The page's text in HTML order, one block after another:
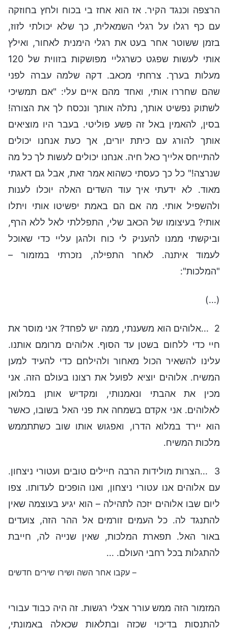
הרצפה וכנגד הקיר. אז הוא אחז בי בכוח ולחץ בחוזקה
עם כף רגלו על רגלי השמאלית, כך שלא יכולתי לזוז,
בזמן ששוטר אחר בעט את רגלי הימנית לאחור, ואילץ
אותי לעשות שפגט כשרגליי מפושקות בזווית של 120
מעלות בערך. צרחתי מכאב. דקה שלמה עברה לפני
שהם שחררו אותי, ואחד מהם איים עלי: "אם תמשיכי
לשתוק נפשיט אותך, נתלה אותך ונכסח לך את הצורה!
בסין, להאמין באל זה פשע פוליטי. בעבר היו מוציאים
אותך להורג עם כיתת יורים, אך כעת אנחנו יכולים
להתייחס אלייך כאל חיה. אנחנו יכולים לעשות לך כל מה
שנרצה!" כל כך כעסתי כשהוא אמר זאת, אבל גם דאגתי
מאוד. לא ידעתי איך עוד השדים האלה יוכלו לענות
ולהשפיל אותי. מה אם הם באמת יפשיטו אותי ויתלו
אותי? בעיצומו של הכאב שלי, התפללתי לאל ללא הרף,
וביקשתי ממנו להעניק לי כוח ולהגן עליי כדי שאוכל
לעמוד איתנה. לאחר התפילה, נזכרתי במזמור –
"המלכות":
(...)
2 ...אלוהים הוא משענתי, ממה יש לפחד? אני מוסר את
חיי כדי ללחום בשטן עד הסוף. אלוהים מרומם אותנו.
עלינו להשאיר הכול מאחור ולהילחם כדי להעיד למען
המשיח. אלוהים יוציא לפועל את רצונו בעולם הזה. אני
מכין את אהבתי ונאמנותי, ומקדיש אותן במלואן
לאלוהים. אני אקדם בשמחה את פני האל בשובו, כאשר
הוא יירד במלוא הדרו, ואפגוש אותו שוב כשתתממש
מלכות המשיח.
3 ...הצרות מולידות הרבה חיילים טובים ועטורי ניצחון.
עם אלוהים אנו עטורי ניצחון, ואנו הופכים לעדותו. צפו
ליום שבו אלוהים יזכה לתהילה – הוא יגיע בעוצמה שאין
להתנגד לה. כל העמים זורמים אל ההר הזה, צועדים
באור האל. תפארת המלכות, שאין שנייה לה, חייבת
להתגלות בכל רחבי העולם. ...
– עקבו אחר השה ושירו שירים חדשים
המזמור הזה ממש עורר אצלי רגשות. זה היה כבוד עבורי
להתנסות בדיכוי שכזה ובתלאות שכאלה באמונתי,